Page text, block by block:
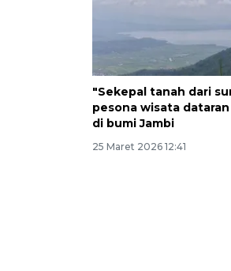
"Sekepal tanah dari
pesona wisata
di bumi Jambi
25 Maret 2026 12:41